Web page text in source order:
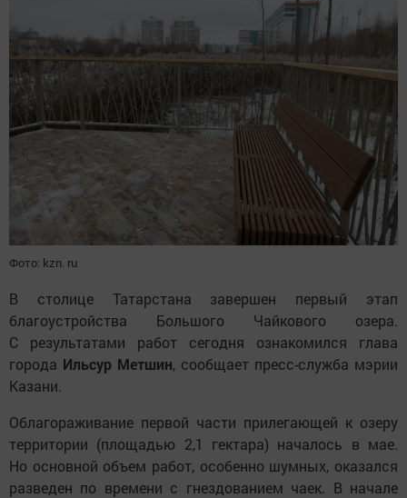
Фото: kzn. ru
В столице Татарстана завершен первый этап
благоустройства Большого Чайкового озера.
С результатами работ сегодня ознакомился глава
города Ильсур Метшин, сообщает пресс-служба мэрии
Казани.
Облагораживание первой части прилегающей к озеру
территории (площадью 2,1 гектара) началось в мае.
Но основной объем работ, особенно шумных, оказался
разведен по времени с гнездованием чаек. В начале